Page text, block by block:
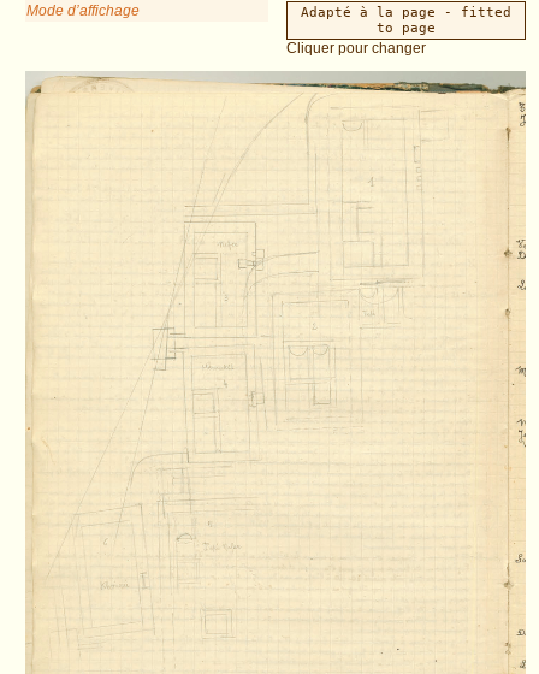
Mode d’affichage
Adapté à la page - fitted
to page
Cliquer pour changer